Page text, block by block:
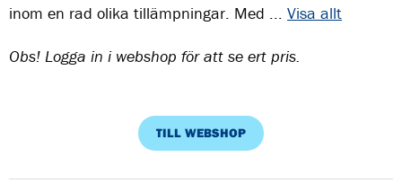
inom en rad olika tillämpningar. Med ... Visa allt
Obs! Logga in i webshop för att se ert pris.
TILL WEBSHOP